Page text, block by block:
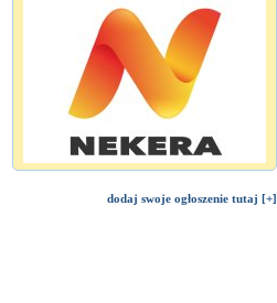
dodaj swoje ogłoszenie tutaj [+]